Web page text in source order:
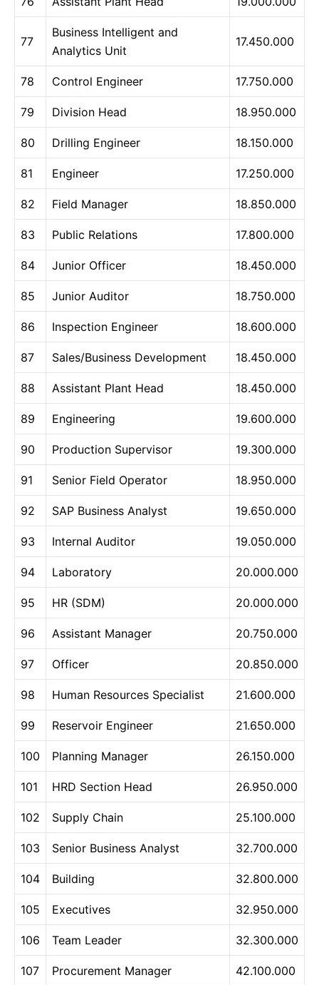
77
Business Intelligent and
Analytics Unit
17.450.000
78 Control Engineer 17.750.000
79 Division Head 18.950.000
80 Drilling Engineer 18.150.000
81 Engineer 17.250.000
82 Field Manager 18.850.000
83 Public Relations 17.800.000
84 Junior Officer 18.450.000
85 Junior Auditor 18.750.000
86 Inspection Engineer 18.600.000
87 Sales/Business Development 18.450.000
88 Assistant Plant Head 18.450.000
89 Engineering 19.600.000
90 Production Supervisor 19.300.000
91 Senior Field Operator 18.950.000
92 SAP Business Analyst 19.650.000
93 Internal Auditor 19.050.000
94 Laboratory 20.000.000
95 HR (SDM) 20.000.000
96 Assistant Manager 20.750.000
97 Officer 20.850.000
98 Human Resources Specialist 21.600.000
99 Reservoir Engineer 21.650.000
100 Planning Manager 26.150.000
101 HRD Section Head 26.950.000
102 Supply Chain 25.100.000
103 Senior Business Analyst 32.700.000
104 Building 32.800.000
105 Executives 32.950.000
106 Team Leader 32.300.000
107 Procurement Manager 42.100.000